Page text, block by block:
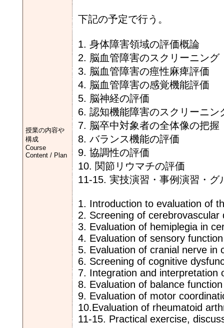
授業の内容や
構成
Course
Content / Plan
下記の予定で行う。
1. 身体障害領域の評価概論
2. 脳血管障害のスクリーニング
3. 脳血管障害の痙性麻痺評価
4. 脳血管障害の感覚機能評価
5. 脳神経の評価
6. 認知機能障害のスクリーニン
7. 脳卒中対象者の全体像の把握
8. バランス機能の評価
9. 協調性の評価
10. 関節リウマチの評価
11-15. 実技演習・事例演習・グ
1. Introduction to evaluation of
2. Screening of cerebrovascular
3. Evaluation of hemiplegia in
4. Evaluation of sensory
5. Evaluation of cranial nerve in
6. Screening of cognitive
7. Integration and interpretation
8. Evaluation of balance function
9. Evaluation of motor
10.Evaluation of rheumatoid
11-15. Practical exercise,